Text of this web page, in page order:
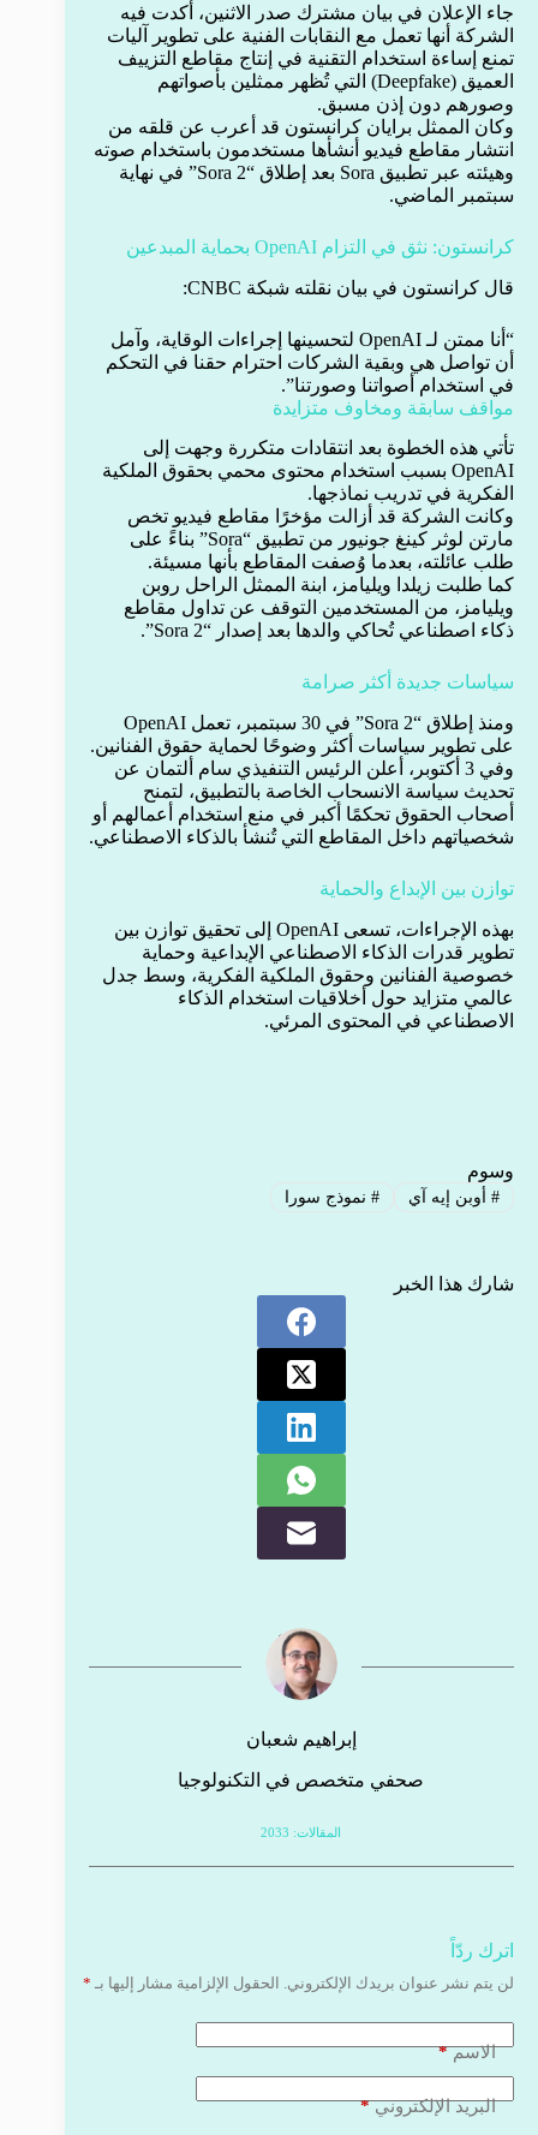
جاء الإعلان في بيان مشترك صدر الاثنين، أكدت فيه
الشركة أنها تعمل مع النقابات الفنية على تطوير آليات
تمنع إساءة استخدام التقنية في إنتاج مقاطع التزييف
العميق (Deepfake) التي تُظهر ممثلين بأصواتهم
وصورهم دون إذن مسبق.
وكان الممثل برايان كرانستون قد أعرب عن قلقه من
انتشار مقاطع فيديو أنشأها مستخدمون باستخدام صوته
وهيئته عبر تطبيق Sora بعد إطلاق “Sora 2” في نهاية
سبتمبر الماضي.
كرانستون: نثق في التزام OpenAI بحماية المبدعين
قال كرانستون في بيان نقلته شبكة CNBC:
“أنا ممتن لـ OpenAI لتحسينها إجراءات الوقاية، وآمل
أن تواصل هي وبقية الشركات احترام حقنا في التحكم
في استخدام أصواتنا وصورتنا”.
مواقف سابقة ومخاوف متزايدة
تأتي هذه الخطوة بعد انتقادات متكررة وجهت إلى
OpenAI بسبب استخدام محتوى محمي بحقوق الملكية
الفكرية في تدريب نماذجها.
وكانت الشركة قد أزالت مؤخرًا مقاطع فيديو تخص
مارتن لوثر كينغ جونيور من تطبيق “Sora” بناءً على
طلب عائلته، بعدما وُصفت المقاطع بأنها مسيئة.
كما طلبت زيلدا ويليامز، ابنة الممثل الراحل روبن
ويليامز، من المستخدمين التوقف عن تداول مقاطع
ذكاء اصطناعي تُحاكي والدها بعد إصدار “Sora 2”.
سياسات جديدة أكثر صرامة
ومنذ إطلاق “Sora 2” في 30 سبتمبر، تعمل OpenAI
على تطوير سياسات أكثر وضوحًا لحماية حقوق الفنانين.
وفي 3 أكتوبر، أعلن الرئيس التنفيذي سام ألتمان عن
تحديث سياسة الانسحاب الخاصة بالتطبيق، لتمنح
أصحاب الحقوق تحكمًا أكبر في منع استخدام أعمالهم أو
شخصياتهم داخل المقاطع التي تُنشأ بالذكاء الاصطناعي.
توازن بين الإبداع والحماية
بهذه الإجراءات، تسعى OpenAI إلى تحقيق توازن بين
تطوير قدرات الذكاء الاصطناعي الإبداعية وحماية
خصوصية الفنانين وحقوق الملكية الفكرية، وسط جدل
عالمي متزايد حول أخلاقيات استخدام الذكاء
الاصطناعي في المحتوى المرئي.
وسوم
#أوبن إيه آي #نموذج سورا
شارك هذا الخبر
إبراهيم شعبان
صحفي متخصص في التكنولوجيا
المقالات: 2033
اترك ردّاً
لن يتم نشر عنوان بريدك الإلكتروني. الحقول الإلزامية مشار إليها بـ *
الاسم*
البريد الإلكتروني*